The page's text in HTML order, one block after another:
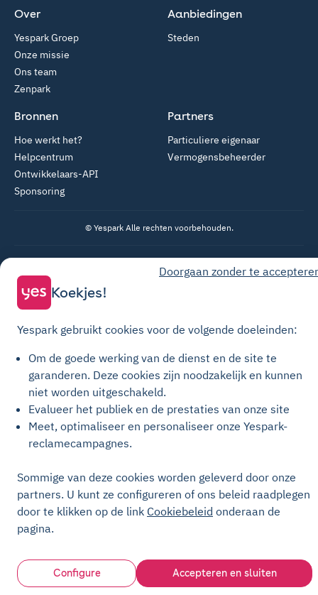
Over
Yespark Groep
Onze missie
Ons team
Zenpark
Aanbiedingen
Steden
Partners
Particuliere eigenaar
Vermogensbeheerder
Bronnen
Hoe werkt het?
Helpcentrum
Ontwikkelaars-API
Sponsoring
© Yespark Alle rechten voorbehouden.
Algemene gebruiksvoorwaarden
Algemene Verkoopvoorwaarden Parkeren
Algemene verkoopvoorwaarden voor opwaarderingen
Privacybeleid
Cookiebeleid
Cookie-instellingen
Juridische kennisgeving
Transparantiehandvest
Doorgaan zonder te
Koekjes!
Yespark gebruikt cookies voor de volgende doeleinden:
Om de goede werking van de dienst en de site te
garanderen. Deze cookies zijn noodzakelijk en kunnen
niet worden uitgeschakeld.
Evalueer het publiek en de prestaties van onze site
Meet, optimaliseer en personaliseer onze Yespark-
reclamecampagnes.
Sommige van deze cookies worden geleverd door onze
partners. U kunt ze configureren of ons beleid raadplegen
door te klikken op de link Cookiebeleid onderaan de
pagina.
Configure Accepteren en sluiten